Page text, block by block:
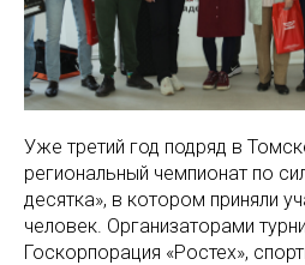
Уже третий год подряд в
региональный чемпионат по
десятка», в котором приняли
человек. Организаторами
Госкорпорация «Ростех»,